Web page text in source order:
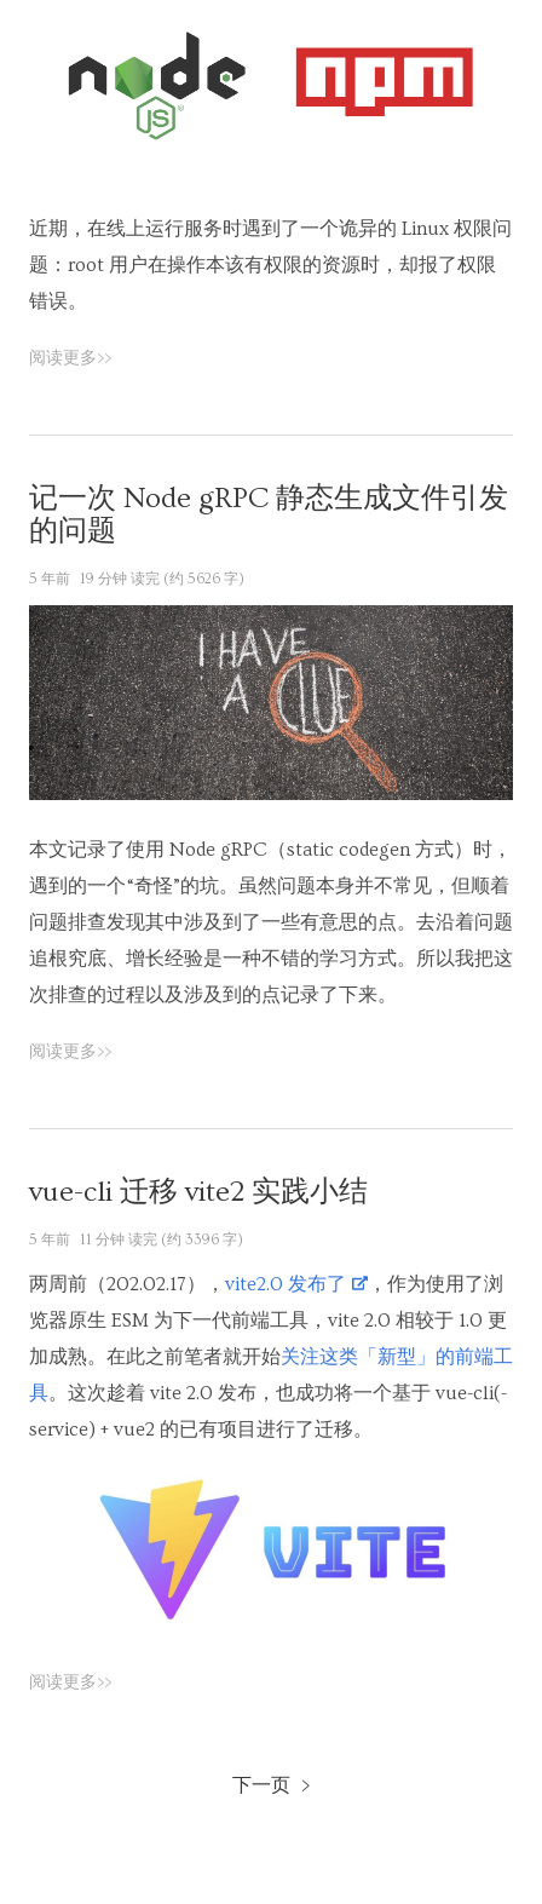
近期，在线上运行服务时遇到了一个诡异的 Linux 权限问
题：root 用户在操作本该有权限的资源时，却报了权限
错误。
阅读更多>>
记一次 Node gRPC 静态生成文件引发
的问题
5 年前 19 分钟 读完 (约 5626 字)
本文记录了使用 Node gRPC（static codegen 方式）时，
遇到的一个“奇怪”的坑。虽然问题本身并不常见，但顺着
问题排查发现其中涉及到了一些有意思的点。去沿着问题
追根究底、增长经验是一种不错的学习方式。所以我把这
次排查的过程以及涉及到的点记录了下来。
阅读更多>>
vue-cli 迁移 vite2 实践小结
5 年前 11 分钟 读完 (约 3396 字)
两周前（202.02.17）， vite2.0 发布了
，作为使用了浏
览器原生 ESM 为下一代前端工具，vite 2.0 相较于 1.0 更
加成熟。在此之前笔者就开始关注这类「新型」的前端工
具。这次趁着 vite 2.0 发布，也成功将一个基于 vue-cli(-
service) + vue2 的已有项目进行了迁移。
阅读更多>>
下一页